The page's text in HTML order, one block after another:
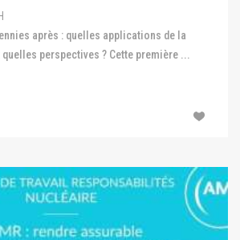
quelles perspectives ? Cette première ...